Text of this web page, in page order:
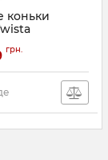
коньки
грн.